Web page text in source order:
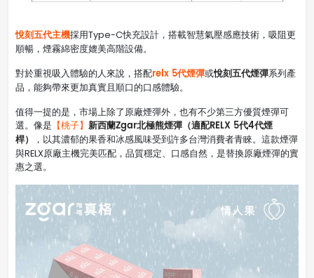
悅刻五代主機採用Type-C快充設計，搭載智慧氣壓感應技術，吸阻更
順暢，煙霧綿密度媲美高階設備。
對於重視吸入體驗的人來說，搭配relx 5代煙彈或悅刻五代煙彈系列產
品，能夠帶來更加真實且順口的口感體驗。
值得一提的是，市場上除了原廠煙彈外，也有不少第三方優質煙彈可
選。像是 【桃子】 新西蘭Zgar北極熊煙彈（適配RELX 5代4代煙
桿）
，以其濃郁的果香和冰感風味受到許多台灣消費者青睞。這款煙彈
與RELX原廠主機完美匹配，品質穩定、口感自然，是替換原廠煙彈的實
惠之選。